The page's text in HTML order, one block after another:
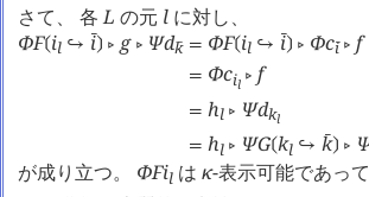
さて、 各L の元 l に対し、
ΦF❲il ↪ 󰔄
i❳ 󰖡 g 󰖡 Ψd󰔄
k = ΦF❲il ↪ 󰔄
i❳ 󰖡 Φc󰔄
i 󰖡 f
= Φcil 󰖡 f
= hl 󰖡 Ψdkl
= hl 󰖡 ΨG❲kl ↪ 󰔄
k❳ 󰖡
が成り立つ。 ΦFil は κ-表示可能であって